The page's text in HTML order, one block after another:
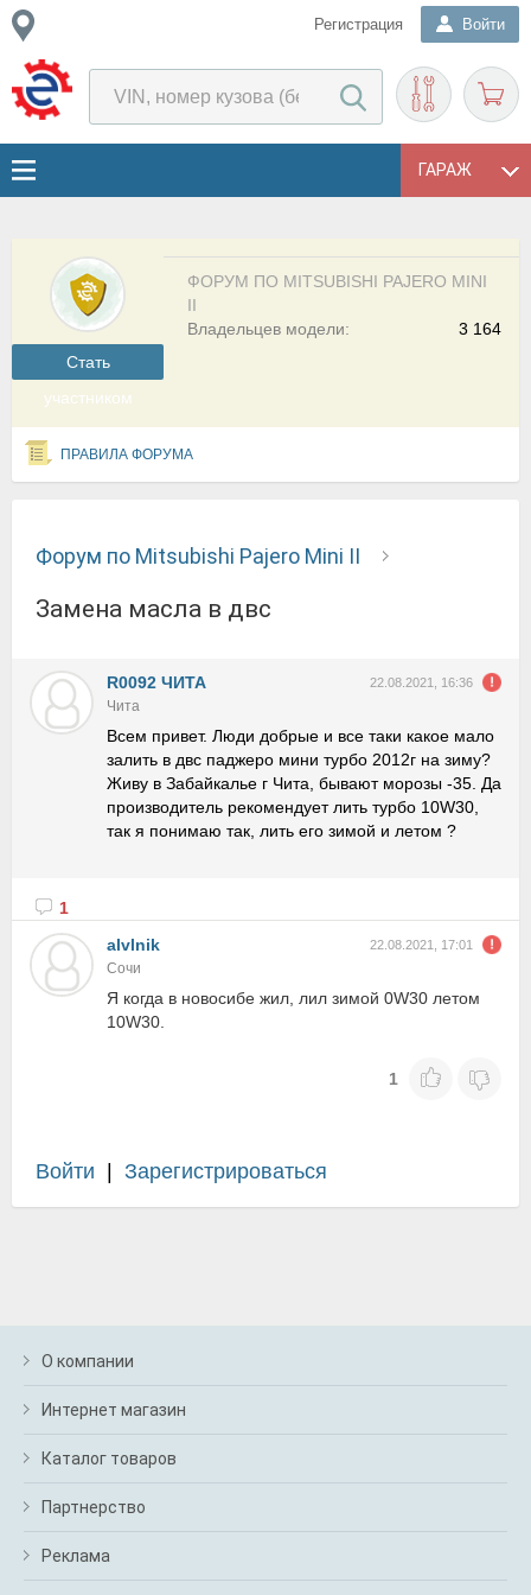
Регистрация Войти
ГАРАЖ
Cтать
участником
ФОРУМ ПО MITSUBISHI PAJERO MINI
II
3 164
Владельцев модели:
ПРАВИЛА ФОРУМА
Форум по Mitsubishi Pajero Mini II
Замена масла в двс
R0092 ЧИТА 22.08.2021, 16:36
Чита
Всем привет. Люди добрые и все таки какое мало
залить в двс паджеро мини турбо 2012г на зиму?
Живу в Забайкалье г Чита, бывают морозы -35. Да
производитель рекомендует лить турбо 10W30,
так я понимаю так, лить его зимой и летом ?
1
alvlnik
22.08.2021, 17:01
Сочи
Я когда в новосибе жил, лил зимой 0W30 летом
10W30.
1
Войти Зарегистрироваться
О компании
Интернет магазин
Каталог товаров
Партнерство
Реклама